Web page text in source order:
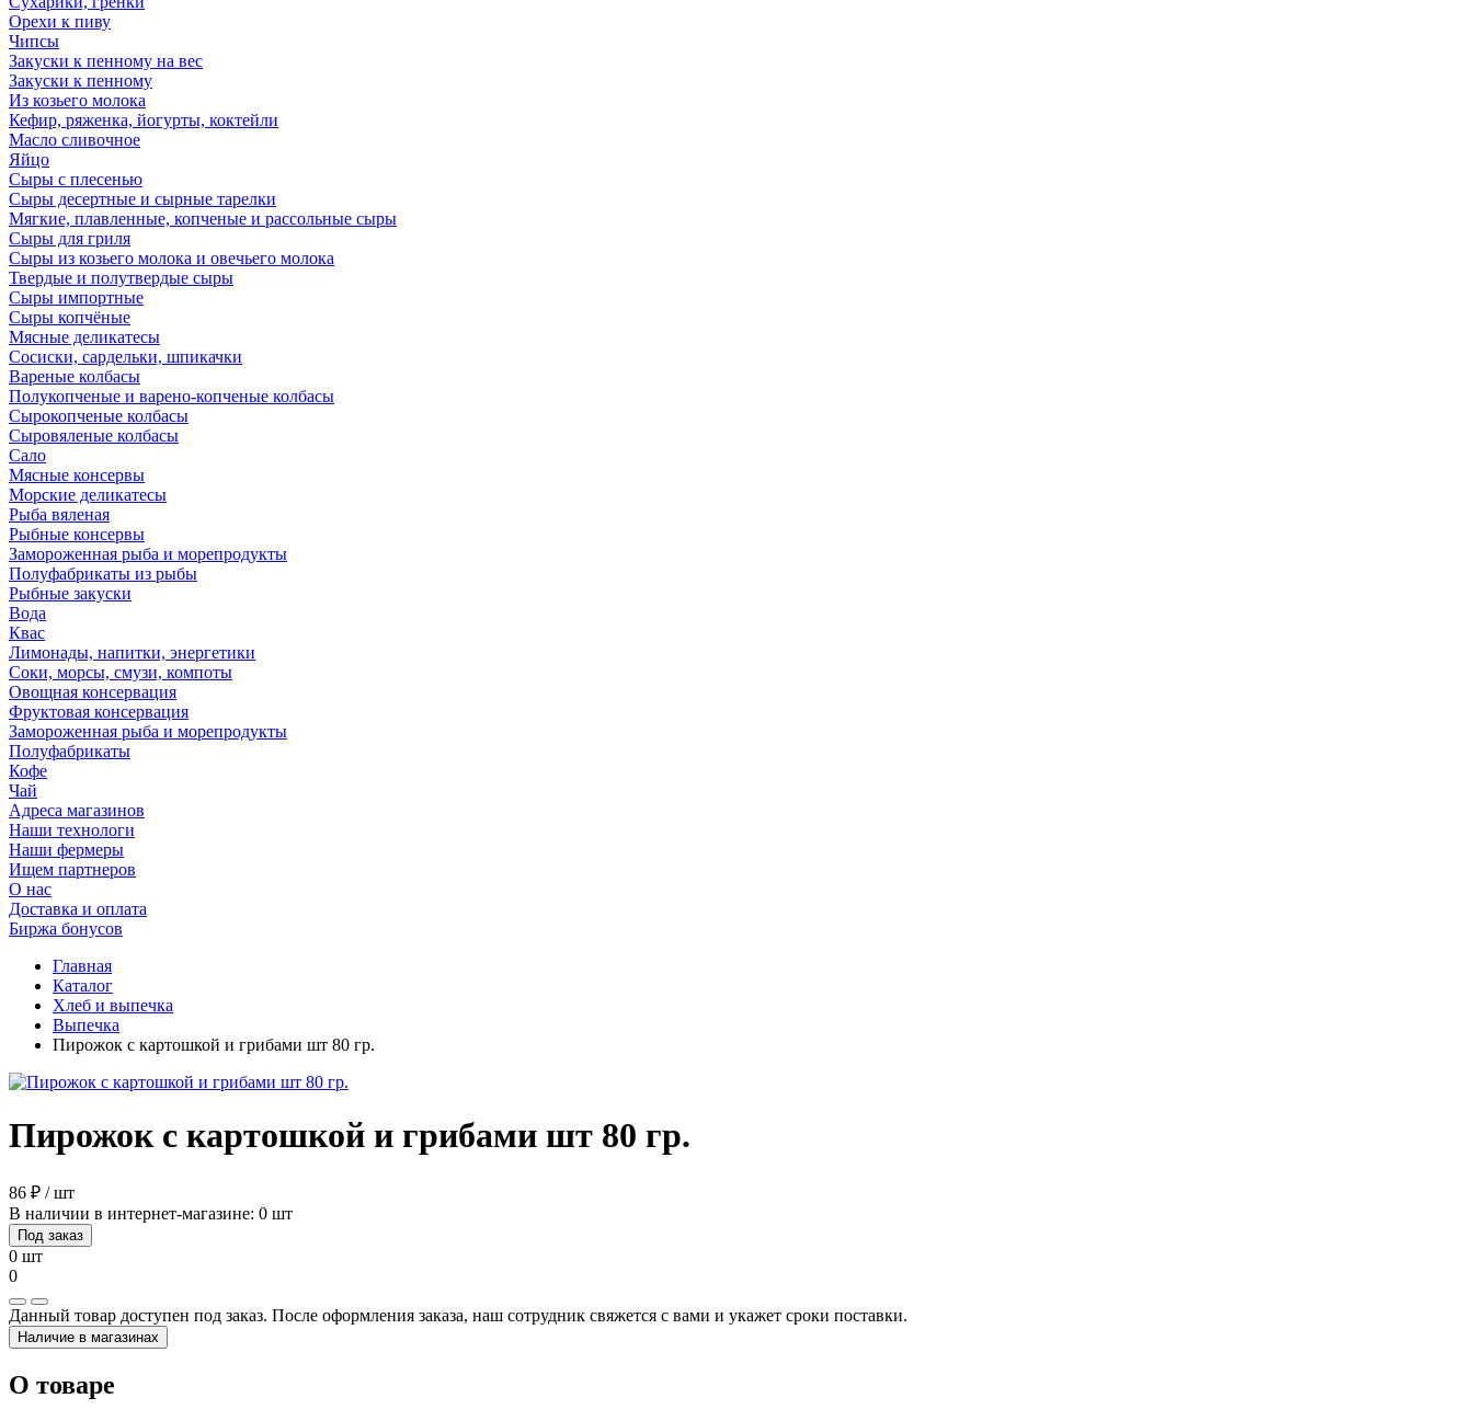
Орехи к пиву
Чипсы
Закуски к пенному на вес
Закуски к пенному
Из козьего молока
Кефир, ряженка, йогурты, коктейли
Масло сливочное
Яйцо
Сыры с плесенью
Сыры десертные и сырные тарелки
Мягкие, плавленные, копченые и рассольные сыры
Сыры для гриля
Сыры из козьего молока и овечьего молока
Твердые и полутвердые сыры
Сыры импортные
Сыры копчёные
Мясные деликатесы
Сосиски, сардельки, шпикачки
Вареные колбасы
Полукопченые и варено-копченые колбасы
Сырокопченые колбасы
Сыровяленые колбасы
Сало
Мясные консервы
Морские деликатесы
Рыба вяленая
Рыбные консервы
Замороженная рыба и морепродукты
Полуфабрикаты из рыбы
Рыбные закуски
Вода
Квас
Лимонады, напитки, энергетики
Соки, морсы, смузи, компоты
Овощная консервация
Фруктовая консервация
Замороженная рыба и морепродукты
Полуфабрикаты
Кофе
Чай
Адреса магазинов
Наши технологи
Наши фермеры
Ищем партнеров
О нас
Доставка и оплата
Биржа бонусов
Главная
Каталог
Хлеб и выпечка
Выпечка
Пирожок с картошкой и грибами шт 80 гр.
Пирожок с картошкой и грибами шт 80 гр.
86 ₽ / шт
В наличии в интернет-магазине: 0 шт
Под заказ
0 шт
0
Данный товар доступен под заказ. После оформления заказа, наш сотрудник свяжется с вами и укажет сроки поставки.
Наличие в магазинах
О товаре